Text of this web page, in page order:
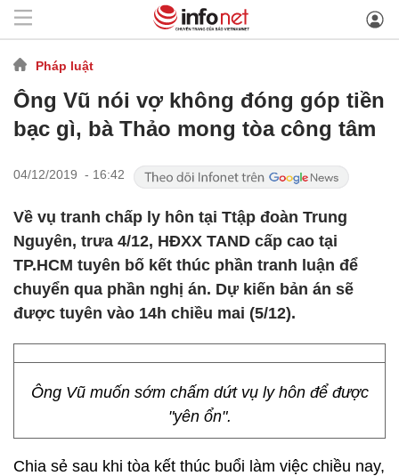
Pháp luật
Ông Vũ nói vợ không đóng góp tiền
bạc gì, bà Thảo mong tòa công tâm
04/12/2019 - 16:42
Về vụ tranh chấp ly hôn tại Ttập đoàn Trung
Nguyên, trưa 4/12, HĐXX TAND cấp cao tại
TP.HCM tuyên bố kết thúc phần tranh luận để
chuyển qua phần nghị án. Dự kiến bản án sẽ
được tuyên vào 14h chiều mai (5/12).
Ông Vũ muốn sớm chấm dứt vụ ly hôn để được
"yên ổn".
Chia sẻ sau khi tòa kết thúc buổi làm việc chiều nay,